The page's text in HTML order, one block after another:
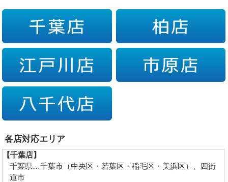
各店対応エリア
【千葉店】
千葉県…千葉市（中央区・若葉区・稲毛区・美浜区）、四街
道市